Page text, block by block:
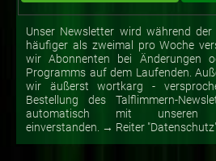
Unser Newsletter wird während
häufiger als zweimal pro Woche
wir Abonnenten bei Änderungen
Programms auf dem Laufenden.
wir äußerst wortkarg -
Bestellung des Talflimmern-
automatisch mit unseren
einverstanden. → Reiter